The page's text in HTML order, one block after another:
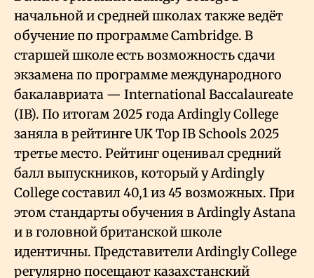
начальной и средней школах также ведёт
обучение по программе Cambridge. В
старшей школе есть возможность сдачи
экзамена по программе международного
бакалавриата — International Baccalaureate
(IB). По итогам 2025 года Ardingly College
заняла в рейтинге UK Top IB Schools 2025
третье место. Рейтинг оценивал средний
балл выпускников, который у Ardingly
College составил 40,1 из 45 возможных. При
этом стандарты обучения в Ardingly Astana
и в головной британской школе
идентичны. Представители Ardingly College
регулярно посещают казахстанский